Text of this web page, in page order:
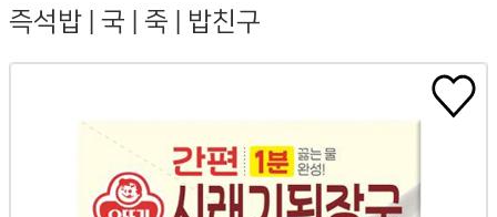
즉석밥 | 국 | 죽 | 밥친구